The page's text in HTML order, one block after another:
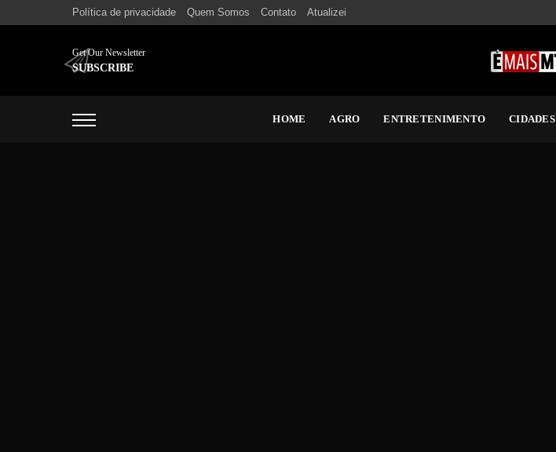
Política de privacidade Quem Somos Contato Atualizei
Get Our Newsletter
SUBSCRIBE
HOME AGRO ENTRETENIMENTO CIDADES